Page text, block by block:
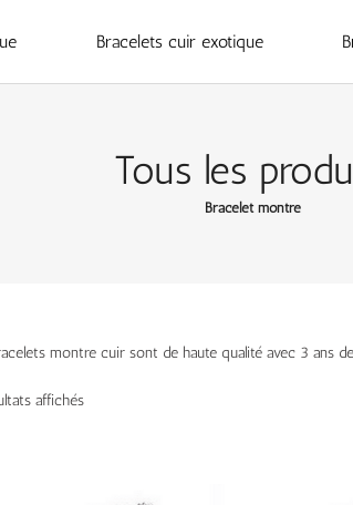
Bracelets cuir exotique
Tous les
Bracelet montre
montre cuir sont de haute qualité avec 3 ans
affichés